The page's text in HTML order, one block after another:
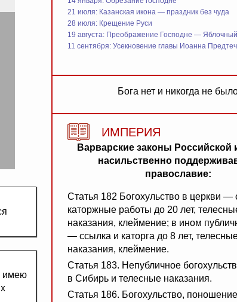
имею
21 июля: Казанская икона — праздник без чуда
28 июля: Крещение Руси
19 августа: Преображение Господне —
11 сентября: Усекновение главы Иоанна
Бога нет и никогда не
ИМПЕРИЯ
Варварские законы Российской
насильственно
православие:
Статья 182 Богохульство в церкви —
каторжные работы до 20 лет,
наказания, клеймение; в ином
— ссылка и каторга до 8 лет,
наказания, клеймение.
Статья 183. Непубличное
в Сибирь и телесные наказания.
Статья 186. Богохульство,